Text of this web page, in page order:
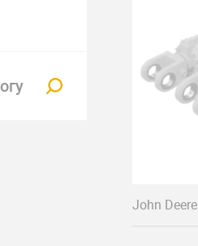
John Deere